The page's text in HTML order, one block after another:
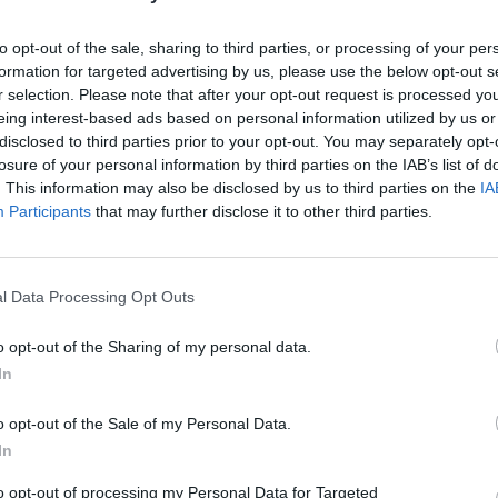
opt-out of the sale, sharing to third parties, or processing of your
for targeted advertising by us, please use the below opt-out
selection. Please note that after your opt-out request is processed
interest-based ads based on personal information utilized by us
to third parties prior to your opt-out. You may separately
of your personal information by third parties on the IAB’s list of
This information may also be disclosed by us to third parties on the
Participants that may further disclose it to other third parties.
Data Processing Opt Outs
opt-out of the Sharing of my personal data.
opt-out of the Sale of my Personal Data.
opt-out of processing my Personal Data for Targeted
prašymus įrengti
valdžia ignoruoja
diena
sostinės gatves,
važiuoti šaligatviais
Žinios | Auto
00:01:07
į šiaurę migruojantys
ir Kinijos gatves
Užfiksuota, kaip vilniečiai
karantino metu: minios žmonių
kiek žmonių karantino
sostinės centre
Lietuvos diena
oru, policijos pareigūnai